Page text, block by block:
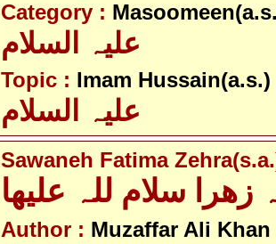
Category :
Topic : Imam Hussain(a.s.)
علیہ السلام
Sawaneh Fatima
Author : Muzaffar Ali Khan